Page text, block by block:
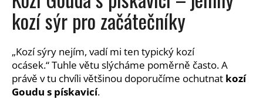
kozí sýr pro začátečníky
„Kozí sýry nejím, vadí mi ten typický kozí
ocásek.“Tuhle větu slýcháme poměrně často. A
právě v tu chvíli většinou doporučíme ochutnat kozí
Goudu s pískavicí.
a
j
t
?